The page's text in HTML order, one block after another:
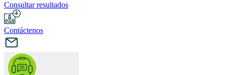
Consultar resultados
Contáctenos